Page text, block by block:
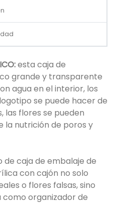
esta caja de
grande y transparente
agua en el interior, los
se puede hacer de
las flores se pueden
la nutrición de poros y
de caja de embalaje de
con cajón no solo
o flores falsas, sino
organizador de